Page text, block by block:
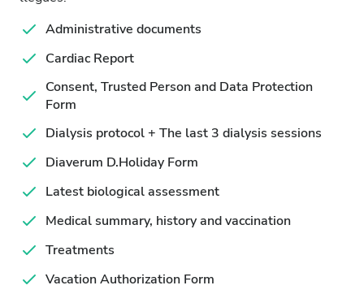
Administrative documents
Cardiac Report
Consent, Trusted Person and Data Protection
Form
Dialysis protocol + The last 3 dialysis sessions
Diaverum D.Holiday Form
Latest biological assessment
Medical summary, history and vaccination
Treatments
Vacation Authorization Form